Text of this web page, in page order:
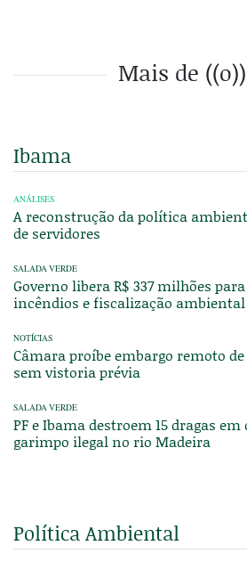
Mais de
Ibama
ANÁLISES
A reconstrução da política
de servidores
SALADA VERDE
Governo libera R$ 337 milhões
incêndios e fiscalização ambiental
NOTÍCIAS
Câmara proíbe embargo remoto
sem vistoria prévia
SALADA VERDE
PF e Ibama destroem 15 dragas
garimpo ilegal no rio Madeira
Política Ambiental